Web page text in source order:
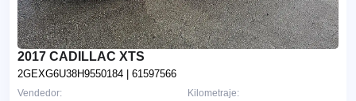
2017 CADILLAC XTS
2GEXG6U38H9550184 | 61597566
Kilometraje:
Vendedor: